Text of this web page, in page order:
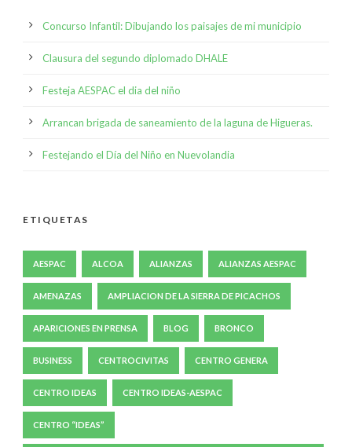
Concurso Infantil: Dibujando los paisajes de mi municipio
Clausura del segundo diplomado DHALE
Festeja AESPAC el dia del niño
Arrancan brigada de saneamiento de la laguna de Higueras.
Festejando el Día del Niño en Nuevolandia
ETIQUETAS
AESPAC ALCOA ALIANZAS ALIANZAS AESPAC
AMENAZAS AMPLIACION DE LA SIERRA DE PICACHOS
APARICIONES EN PRENSA BLOG BRONCO
BUSINESS CENTROCIVITAS CENTRO GENERA
CENTRO IDEAS CENTRO IDEAS-AESPAC
CENTRO “IDEAS”